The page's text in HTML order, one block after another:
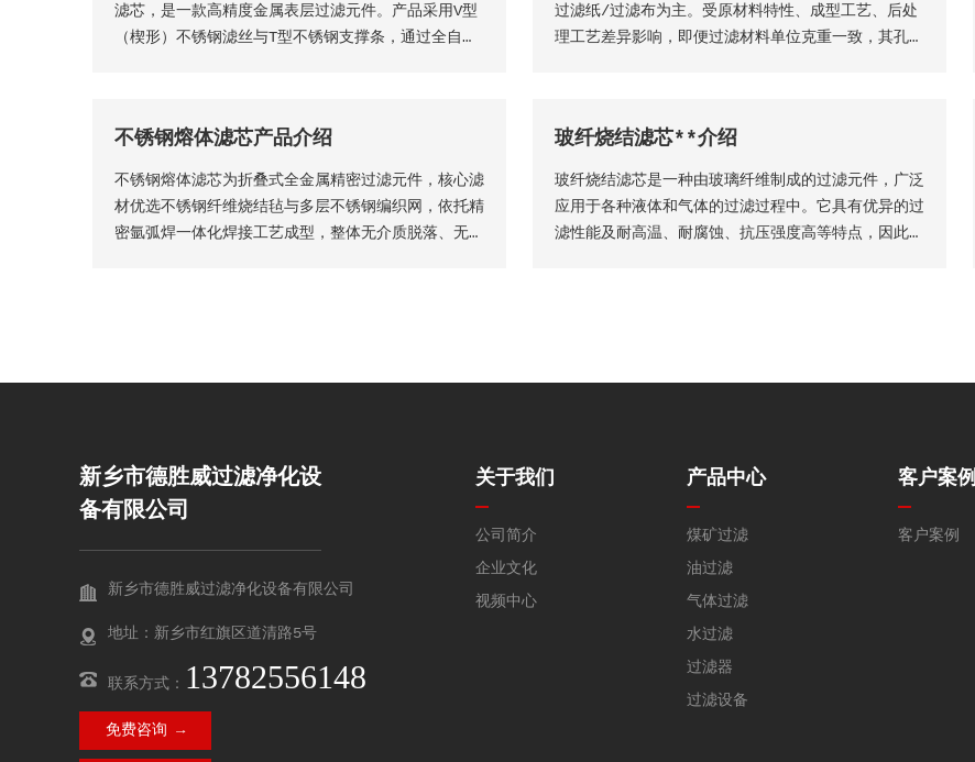
滤芯，是一款高精度金属表层过滤元件。产品采用V型
（楔形）不锈钢滤丝与T型不锈钢支撑条，通过全自动
多种结构，且支持滤缝规格、丝径尺寸等核心参数个性
化定制。本厂出品的楔形网滤芯具备滤隙均匀、板面平
整圆润、过滤精度稳定、机械强度高、经久耐用等核心
品质优势。
过滤纸/过滤布为主。受原材料特性、成型工艺、后处
理工艺差异影响，即便过滤材料单位克重一致，其孔隙
托**技术维度精准选型，具体选型标准与实施方法如
下
不锈钢熔体滤芯产品介绍
不锈钢熔体滤芯为折叠式全金属精密过滤元件，核心滤
材优选不锈钢纤维烧结毡与多层不锈钢编织网，依托精
密氩弧焊一体化焊接工艺成型，整体无介质脱落、无渗
玻纤烧结滤芯**介绍
玻纤烧结滤芯是一种由玻璃纤维制成的过滤元件，广泛
应用于各种液体和气体的过滤过程中。它具有优异的过
滤性能及耐高温、耐腐蚀、抗压强度高等特点，因此在
新乡市德胜威过滤净化设
备有限公司
新乡市德胜威过滤净化设备有限公司
地址：新乡市红旗区道清路5号
联系方式： 13782556148
免费咨询 →
关于我们
公司简介
企业文化
视频中心
产品中心
煤矿过滤
油过滤
气体过滤
水过滤
过滤器
过滤设备
客户案例
客户案例